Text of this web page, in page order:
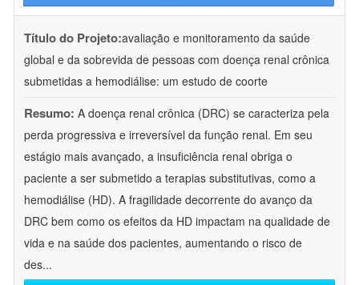
Título do Projeto:avaliação e monitoramento da saúde
global e da sobrevida de pessoas com doença renal crônica
submetidas a hemodiálise: um estudo de coorte
Resumo: A doença renal crônica (DRC) se caracteriza pela
perda progressiva e irreversível da função renal. Em seu
estágio mais avançado, a insuficiência renal obriga o
paciente a ser submetido a terapias substitutivas, como a
hemodiálise (HD). A fragilidade decorrente do avanço da
DRC bem como os efeitos da HD impactam na qualidade de
vida e na saúde dos pacientes, aumentando o risco de
des...